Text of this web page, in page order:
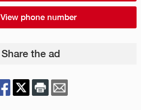
View phone number
Share the ad